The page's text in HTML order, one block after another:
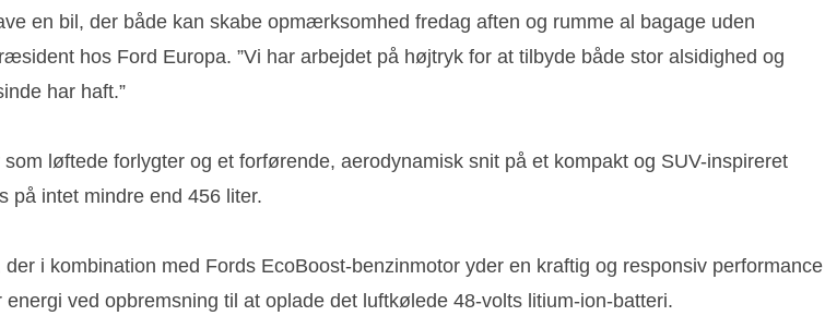
en bil, der både kan skabe opmærksomhed fredag aften og rumme al bagage uden
hos Ford Europa. ”Vi har arbejdet på højtryk for at tilbyde både stor alsidighed og
har haft.”
løftede forlygter og et forførende, aerodynamisk snit på et kompakt og SUV-inspireret
på intet mindre end 456 liter.
i kombination med Fords EcoBoost-benzinmotor yder en kraftig og responsiv performance
ved opbremsning til at oplade det luftkølede 48-volts litium-ion-batteri.